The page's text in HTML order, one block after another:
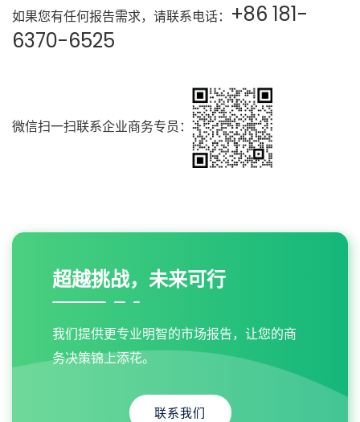
如果您有任何报告需求，请联系电话： +86 181-
6370-6525
微信扫一扫联系企业商务专员：
超越挑战，未来可行
我们提供更专业明智的市场报告，让您的商
务决策锦上添花。
联系我们